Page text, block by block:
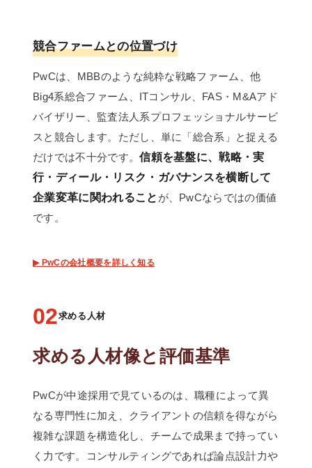
競合ファームとの位置づけ
PwCは、MBBのような純粋な戦略ファーム、他
Big4系総合ファーム、ITコンサル、FAS・M&Aアド
バイザリー、監査法人系プロフェッショナルサービ
スと競合します。ただし、単に「総合系」と捉える
だけでは不十分です。信頼を基盤に、戦略・実
行・ディール・リスク・ガバナンスを横断して
企業変革に関われること が、PwCならではの価値
です。
▶ PwCの会社概要を詳しく知る
02求める人材
求める人材像と評価基準
PwCが中途採用で見ているのは、職種によって異
なる専門性に加え、クライアントの信頼を得ながら
複雑な課題を構造化し、チームで成果まで持ってい
く力です。コンサルティングであれば論点設計力や